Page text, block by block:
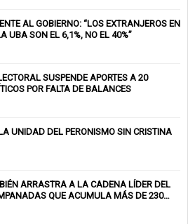
AL GOBIERNO: “LOS EXTRANJEROS EN
UBA SON EL 6,1%, NO EL 40%”
SUSPENDE APORTES A 20
POR FALTA DE BALANCES
UNIDAD DEL PERONISMO SIN CRISTINA
ARRASTRA A LA CADENA LÍDER DEL
QUE ACUMULA MÁS DE 230
Y PONE EN RIESGO CIENTOS DE